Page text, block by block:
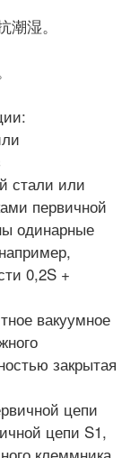
湿。
стали или
первичной
одинарные
0,2S +
вакуумное
закрытая
цепи
цепи S1,